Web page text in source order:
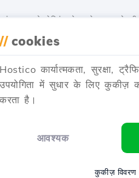
खाता से होस्टिंग सेवा को रद्द करने
अपडेट हुआ प्रकाशित किया गया 04/06/2018
Webuzo सर्वर पर SSH के लिए
// cookies
Hostico कार्यात्मकता, सुरक्षा,
उपयोगिता में सुधार के लिए कुकीज़
करता है।
आवश्यक
कुकीज़ विवरण